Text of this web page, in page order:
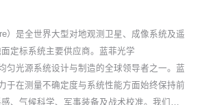
）是全世界大型对地观测卫星、成像系统及遥
定标系统主要供应商。蓝菲光学
匀光源系统设计与制造的全球领导者之一。蓝
于在测量不确定度与系统性能方面始终保持前
、气候科学、军事装备及战术校准。我们…